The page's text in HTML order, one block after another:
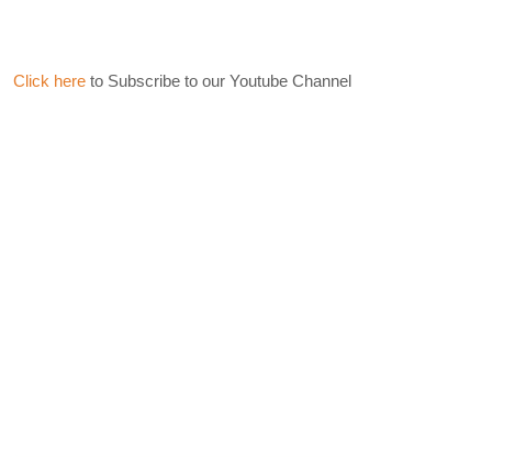
Click here to Subscribe to our Youtube Channel